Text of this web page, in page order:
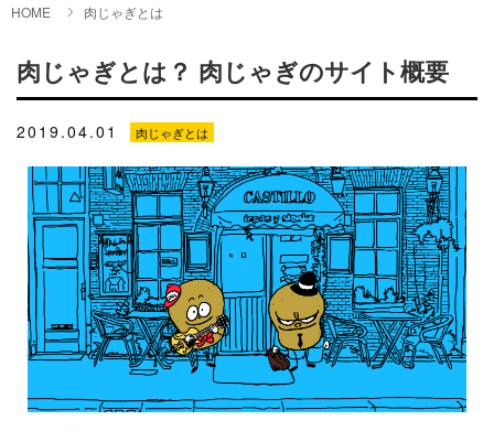
HOME 肉じゃぎとは
肉じゃぎとは？ 肉じゃぎのサイト概要
2019.04.01 肉じゃぎとは